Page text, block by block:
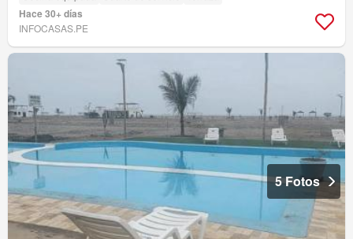
Hace 30+ días
INFOCASAS.PE
5 Fotos